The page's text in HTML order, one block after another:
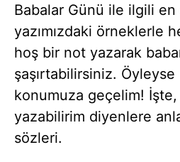
Babalar Günü ile ilgili
yazımızdaki örneklerle
hoş bir not yazarak
şaşırtabilirsiniz. Öyleyse
konumuza geçelim!
yazabilirim diyenlere
sözleri.